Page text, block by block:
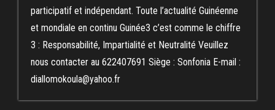
participatif et indépendant. Toute l’actualité Guinéenne
et mondiale en continu Guinée3 c’est comme le chiffre
3 : Responsabilité, Impartialité et Neutralité Veuillez
nous contacter au 622407691 Siège : Sonfonia E-mail :
diallomokoula@yahoo.fr